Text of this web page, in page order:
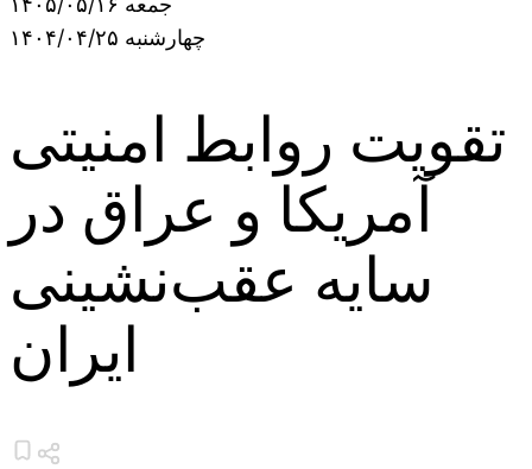
چهارشنبه ۱۴۰۴/۰۴/۲۵
تقویت روابط امنیتی
آمریکا و عراق در
سایه عقب‌نشینی
ایران